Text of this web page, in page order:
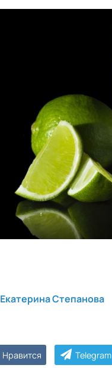
Екатерина Степанова
Нравится Telegram